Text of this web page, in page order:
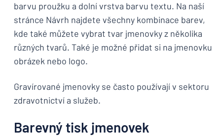
barvu proužku a dolní vrstva barvu textu. Na naší
stránce Návrh najdete všechny kombinace barev,
kde také můžete vybrat tvar jmenovky z několika
různých tvarů. Také je možné přidat si na jmenovku
obrázek nebo logo.
Gravírované jmenovky se často používají v sektoru
zdravotnictví a služeb.
Barevný tisk jmenovek